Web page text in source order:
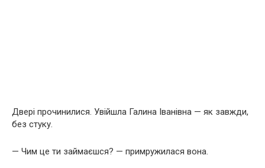
Двері прочинилися. Увійшла Галина Іванівна — як завжди,
без стуку.
— Чим це ти займаєшся? — примружилася вона.